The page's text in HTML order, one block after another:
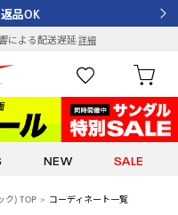
品OK
による配送遅延詳細
NEW SALE
ク) TOP コーディネート一覧